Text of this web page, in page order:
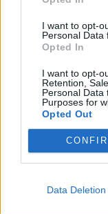
I want to opt-
Personal Data
Opted In
I want to opt-
Retention,
Personal Data
Purposes for
Opted Out
Data Deletion